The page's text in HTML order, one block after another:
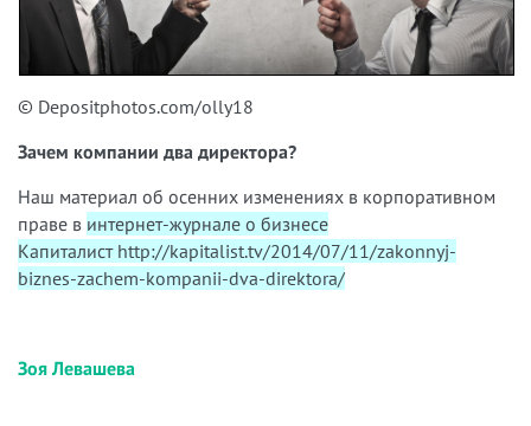
© Depositphotos.com/olly18
Зачем компании два директора?
Наш материал об осенних изменениях в корпоративном
праве в интернет-журнале о бизнесе
Капиталист http://kapitalist.tv/2014/07/11/zakonnyj-
biznes-zachem-kompanii-dva-direktora/
Зоя Левашева